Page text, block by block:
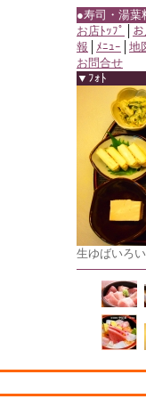
●寿司・湯
お店ﾄｯﾌﾟ
報
ﾒﾆｭｰ
地
お問合せ
▼ﾌｫﾄ
生ゆばいろ